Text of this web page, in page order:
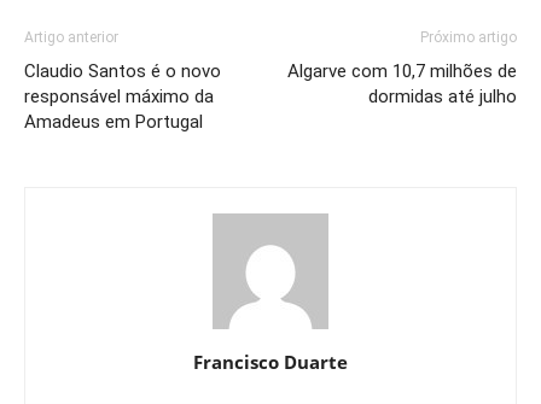
Artigo anterior
Claudio Santos é o novo
responsável máximo da
Amadeus em Portugal
Próximo artigo
Algarve com 10,7 milhões de
dormidas até julho
Francisco Duarte